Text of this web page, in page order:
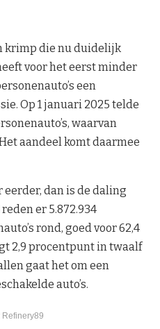
krimp die nu duidelijk
voor het eerst minder
een
Op 1 januari 2025 telde
waarvan
aandeel komt daarmee
dan is de daling
er 5.872.934
rond, goed voor 62,4
2,9 procentpunt in twaalf
gaat het om een
auto’s.